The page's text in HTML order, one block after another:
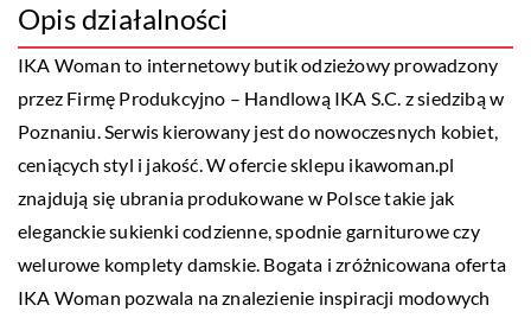
Opis działalności
IKA Woman to internetowy butik odzieżowy prowadzony
przez Firmę Produkcyjno – Handlową IKA S.C. z siedzibą w
Poznaniu. Serwis kierowany jest do nowoczesnych kobiet,
ceniących styl i jakość. W ofercie sklepu ikawoman.pl
znajdują się ubrania produkowane w Polsce takie jak
eleganckie sukienki codzienne, spodnie garniturowe czy
welurowe komplety damskie. Bogata i zróżnicowana oferta
IKA Woman pozwala na znalezienie inspiracji modowych